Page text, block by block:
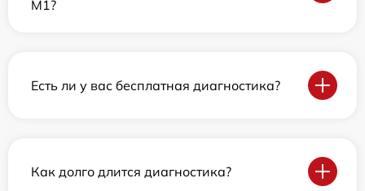
M1?
Есть ли у вас бесплатная диагностика?
Как долго длится диагностика?